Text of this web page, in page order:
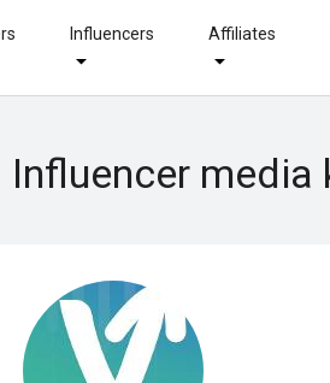
Influencers Affiliates
Influencer